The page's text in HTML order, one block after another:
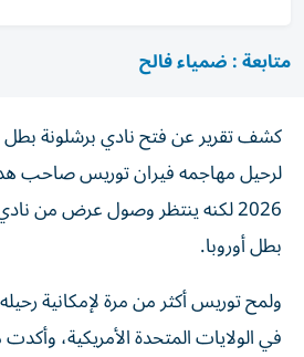
متابعة : ضمياء فالح
كشف تقرير عن فتح نادي برشلونة بطل
لرحيل مهاجمه فيران توريس صاحب
2026 لكنه ينتظر وصول عرض من
بطل أوروبا.
ولمح توريس أكثر من مرة لإمكانية
في الولايات المتحدة الأمريكية،